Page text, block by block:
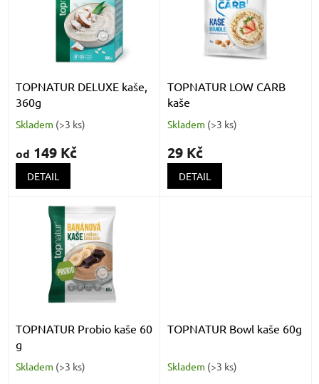
TOPNATUR DELUXE kaše,
360g
Skladem (>3 ks)
od 149 Kč
DETAIL
TOPNATUR LOW CARB
kaše
Skladem (>3 ks)
29 Kč
DETAIL
TOPNATUR Probio kaše 60
g
Skladem (>3 ks)
TOPNATUR Bowl kaše 60g
Skladem (>3 ks)